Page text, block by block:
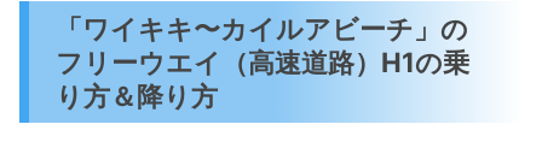
「ワイキキ〜カイルアビーチ」の
フリーウエイ（高速道路）H1の乗
り方＆降り方